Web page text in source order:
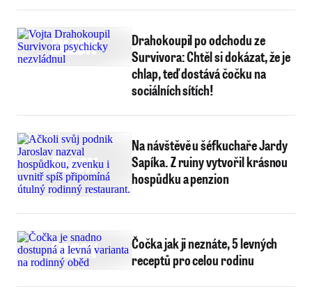
Drahokoupil po odchodu ze
Survivora: Chtěl si dokázat, že je
chlap, teď dostává čočku na
sociálních sítích!
Na návštěvě u šéfkuchaře Jardy
Sapíka. Z ruiny vytvořil krásnou
hospůdku a penzion
Čočka jak ji neznáte, 5 levných
receptů pro celou rodinu